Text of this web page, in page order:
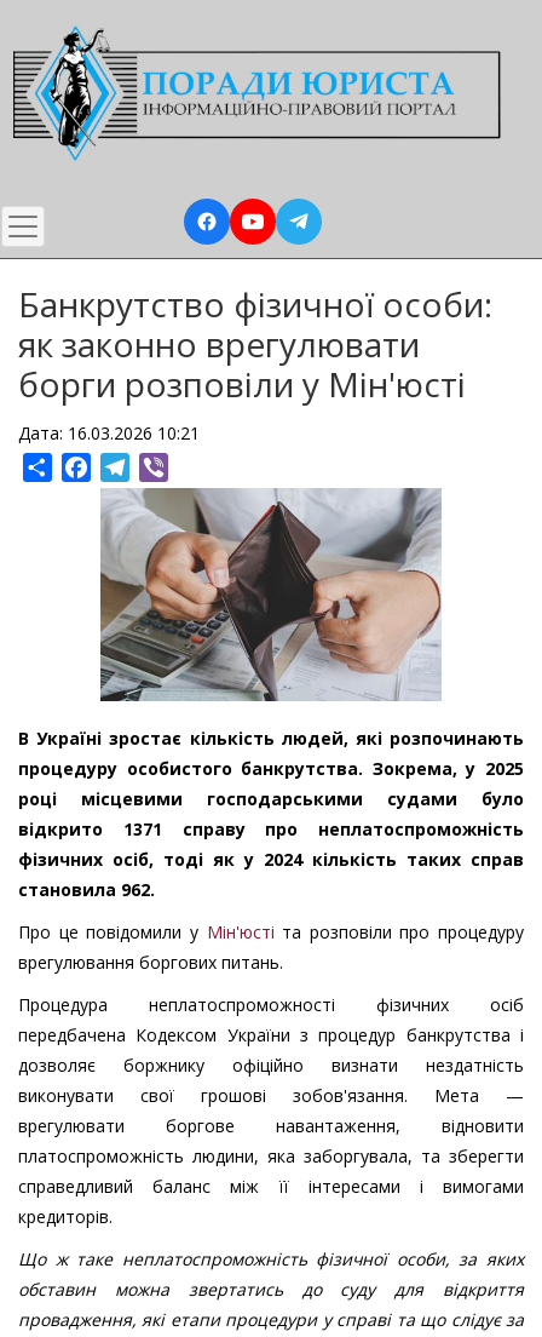
до
основного
вмісту
Банкрутство фізичної особи:
як законно врегулювати
борги розповіли у Мін'юсті
Дата: 16.03.2026 10:21
ShareFacebookTelegram
В Україні зростає кількість людей, які розпочинають
процедуру особистого банкрутства. Зокрема, у 2025
році місцевими господарськими судами було
відкрито 1371 справу про неплатоспроможність
фізичних осіб, тоді як у 2024 кількість таких справ
становила 962.
Про це повідомили у Мін'юсті та розповіли про процедуру
врегулювання боргових питань.
Процедура неплатоспроможності фізичних осіб
передбачена Кодексом України з процедур банкрутства і
дозволяє боржнику офіційно визнати нездатність
виконувати свої грошові зобов'язання. Мета —
врегулювати боргове навантаження, відновити
платоспроможність людини, яка заборгувала, та зберегти
справедливий баланс між її інтересами і вимогами
кредиторів.
Що ж таке неплатоспроможність фізичної особи, за яких
обставин можна звертатись до суду для відкриття
провадження, які етапи процедури у справі та що слідує за